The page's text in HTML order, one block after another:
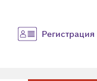
Регистрация